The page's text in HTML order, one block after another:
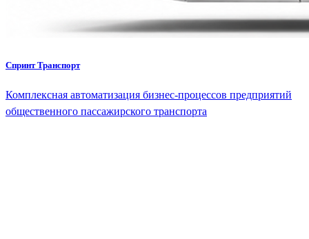
Спринт Транспорт
Комплексная автоматизация бизнес-процессов предприятий
общественного пассажирского транспорта